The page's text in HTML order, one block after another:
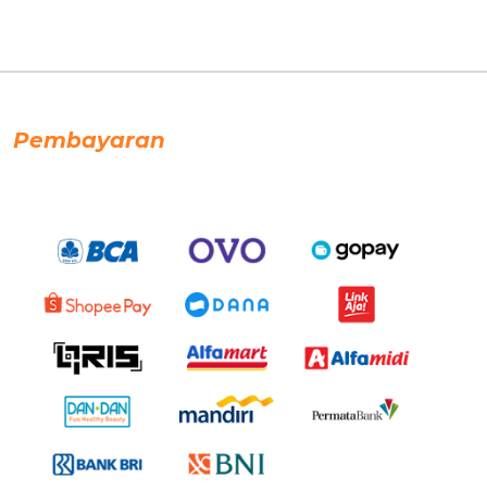
Pembayaran